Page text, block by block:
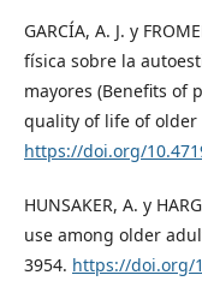
GARCÍA, A. J. y
física sobre la
mayores (Benefits of
quality of life of older
https://doi.org/
HUNSAKER, A. y
use among older
3954. https://doi.org/